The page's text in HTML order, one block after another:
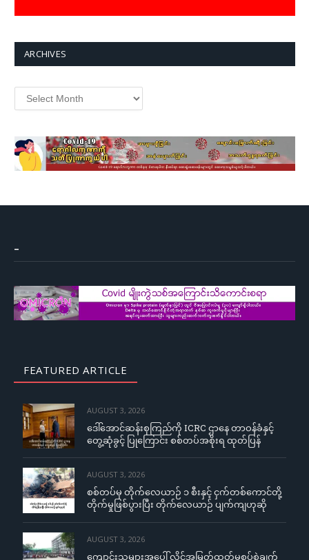
ARCHIVES
Archives
–
FEATURED ARTICLE
AUGUST 3, 2026
ဒေါ်အောင်ဆန်းစုကြည်ကို ICRC ဌာနေ တာဝန်ခံနှင့်
တွေ့ဆုံခွင့် ပြုကြောင်း စစ်တပ်အစိုးရ ထုတ်ပြန်
AUGUST 3, 2026
စစ်တပ်မှ တိုက်လေယာဉ် ၁ စီးနှင့် ငှက်တစ်ကောင်တို့
တိုက်မှုဖြစ်ပွားပြီး တိုက်လေယာဉ် ပျက်ကျဟုဆို
AUGUST 3, 2026
ကျောင်းသူများအပေါ် လိင်အမြတ်ထုတ်မှုစွပ်စွဲချက်